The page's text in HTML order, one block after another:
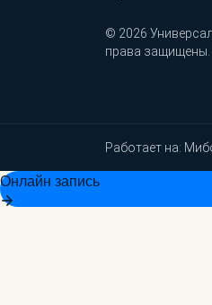
© 2026
права защищены.
Работает на: